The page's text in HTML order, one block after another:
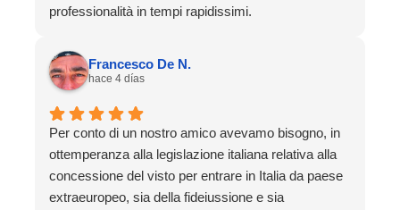
professionalità in tempi rapidissimi.
Francesco De N.
hace 4 días
Per conto di un nostro amico avevamo bisogno, in
ottemperanza alla legislazione italiana relativa alla
concessione del visto per entrare in Italia da paese
extraeuropeo, sia della fideiussione e sia